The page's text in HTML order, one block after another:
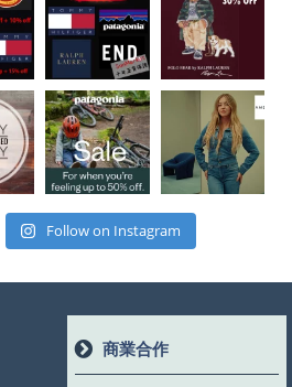
Follow on Instagram
商業合作